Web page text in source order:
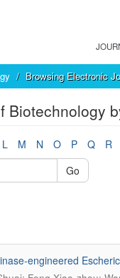
Browsing Electronic
Biotechnology
L M N O P Q R
Go
engineered